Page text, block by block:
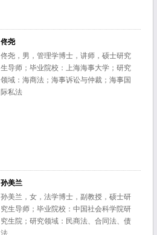
佟尧
佟尧，男，管理学博士，讲师，硕士研究
生导师；毕业院校：上海海事大学；研究
领域：海商法；海事诉讼与仲裁；海事国
际私法
孙美兰
孙美兰，女，法学博士，副教授，硕士研
究生导师；毕业院校：中国社会科学院研
究生院；研究领域：民商法、合同法、债
法